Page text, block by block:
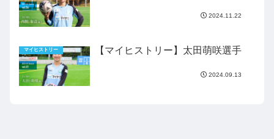
2024.11.22
マイヒストリー 【マイヒストリー】太田萌咲選手
2024.09.13